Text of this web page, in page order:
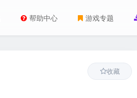
帮助中心 游戏专题
收藏